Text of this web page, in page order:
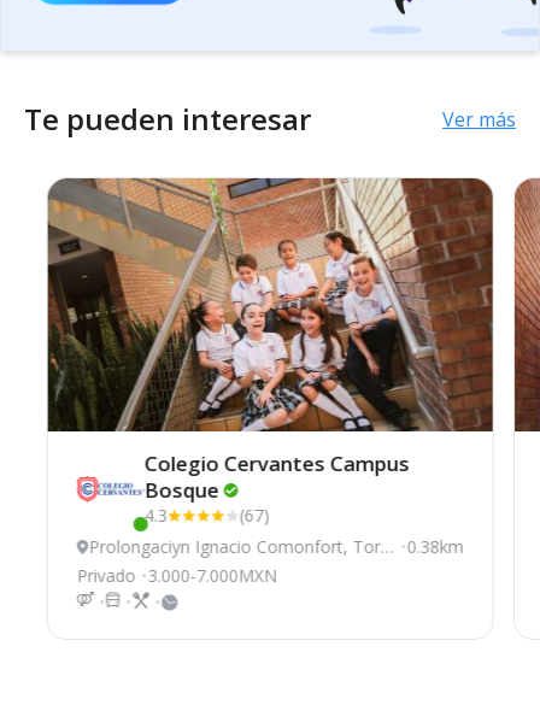
Te pueden interesar Ver más
Este centro ha estado online recientemente
Colegio Cervantes Campus
Bosque
4.3
(67)
Prolongaciуn Ignacio Comonfort, Torr
eón
0.38km
Privado
3.000-7.000MXN